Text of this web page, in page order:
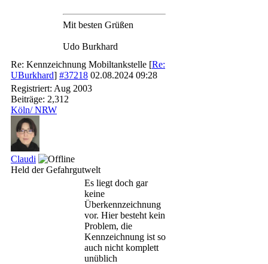
Mit besten Grüßen
Udo Burkhard
Re: Kennzeichnung Mobiltankstelle [Re:
UBurkhard] #37218 02.08.2024 09:28
Registriert: Aug 2003
Beiträge: 2,312
Köln/ NRW
Claudi
Held der Gefahrgutwelt
Es liegt doch gar
keine
Überkennzeichnung
vor. Hier besteht kein
Problem, die
Kennzeichnung ist so
auch nicht komplett
unüblich